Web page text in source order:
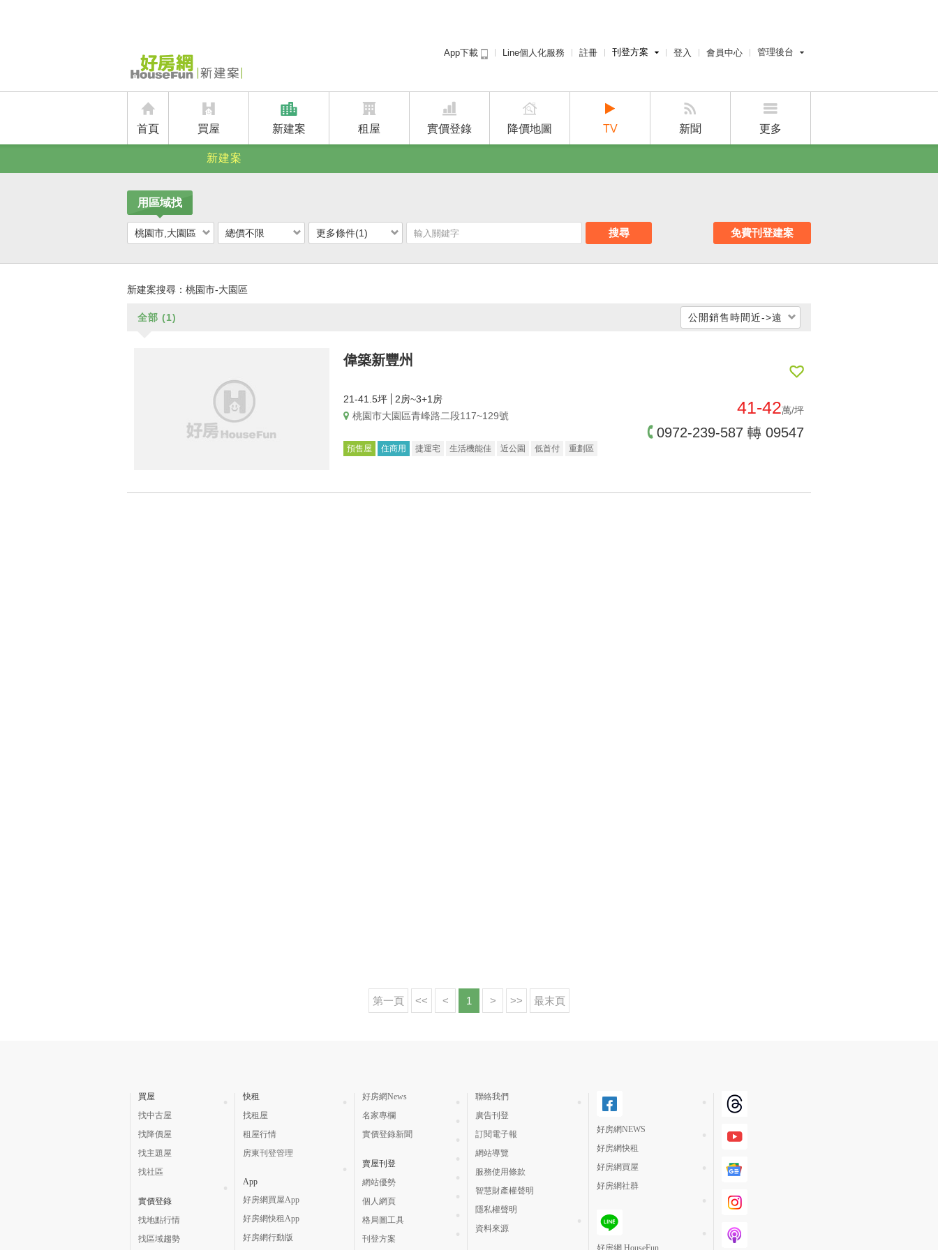
App下載 Line個人化服務 註冊 刊登方案
廣告刊登
建案刊登
登入 會員中心 管理後台
屋主管理後台
首頁 買屋 新建案 租屋 實價登錄 降價地圖 TV 新聞 更多
新建案
用區域找
桃園市,大園區 總價不限 更多條件(1) 搜尋 免費刊登建案
新建案搜尋： 桃園市-大園區
全部 (1) 公開銷售時間近->遠
公開銷售時間近->遠
交屋時間遠->近
偉築新豐州
21-41.5坪
2房~3+1房
桃園市大園區青峰路二段117~129號
0972-239-587 轉 09547
41-42萬/坪
預售屋 住商用 捷運宅 生活機能佳 近公園 低首付 重劃區
第一頁 << < 1 > >> 最末頁
買屋
找中古屋
找降價屋
找主題屋
找社區
實價登錄
找地點行情
找區域趨勢
快租
找租屋
租屋行情
房東刊登管理
App
好房網買屋App
好房網快租App
好房網行動版
好房網News
名家專欄
實價登錄新聞
賣屋刊登
網站優勢
個人網頁
格局圖工具
刊登方案
聯絡我們
廣告刊登
訂閱電子報
網站導覽
服務使用條款
智慧財產權聲明
隱私權聲明
資料來源
好房網NEWS
好房網快租
好房網買屋
好房網社群
好房網 HouseFun